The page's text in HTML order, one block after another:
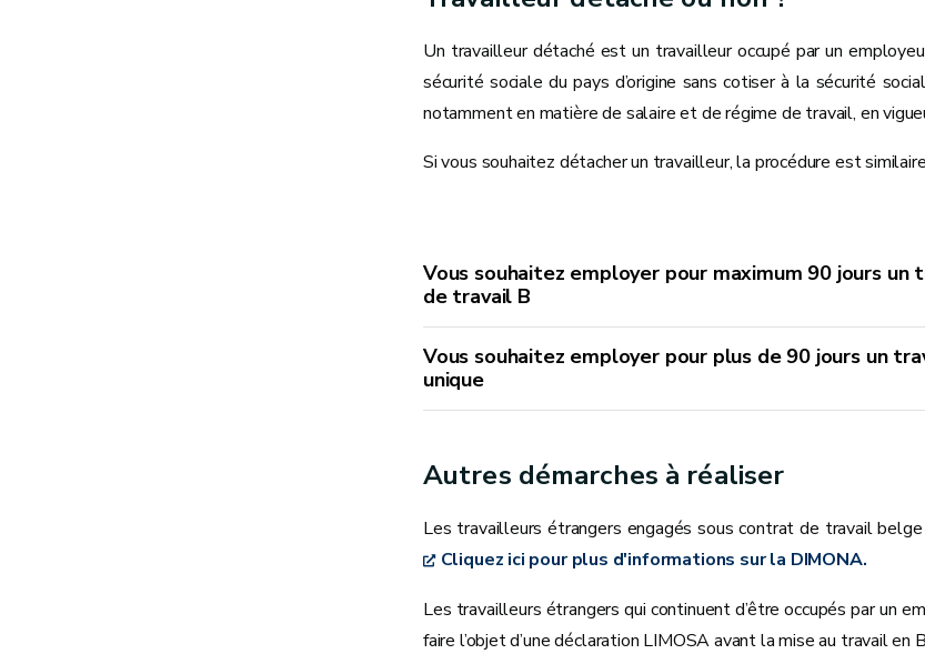
Un travailleur détaché est un travailleur occupé par un
sécurité sociale du pays d’origine sans cotiser à la sécurité
notamment en matière de salaire et de régime de travail, en
Si vous souhaitez détacher un travailleur, la procédure est
Vous souhaitez employer pour maximum 90 jours
de travail B
Vous souhaitez employer pour plus de 90 jours un
unique
Autres démarches à réaliser
Les travailleurs étrangers engagés sous contrat de travail
Cliquez ici pour plus d'informations sur la DIMONA.
Les travailleurs étrangers qui continuent d’être occupés par un
faire l’objet d’une déclaration LIMOSA avant la mise au travail en